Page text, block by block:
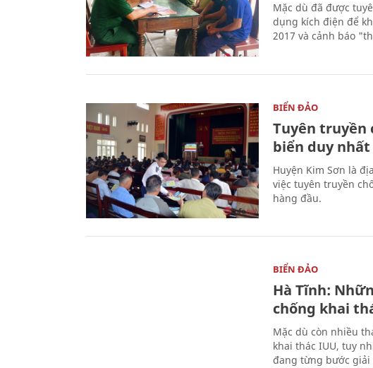
Mặc dù đã được
dụng kích điện để
2017 và cảnh báo
BIỂN ĐẢO
Tuyên truyền
biển duy
Huyện Kim Sơn là
việc tuyên truyền
hàng đầu.
BIỂN ĐẢO
Hà Tĩnh:
chống khai
Mặc dù còn nhiều
khai thác IUU, tuy
đang từng bước giải